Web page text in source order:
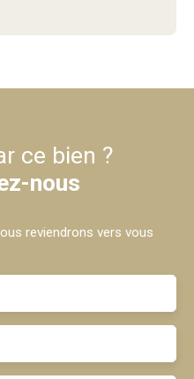
ce bien ?
nous
reviendrons vers vous